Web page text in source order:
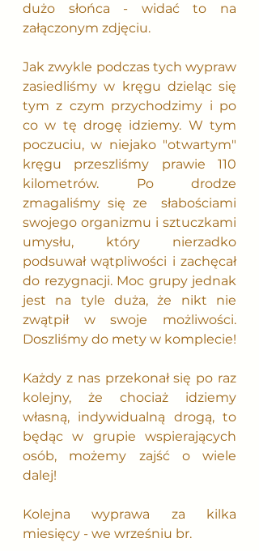
dużo słońca - widać to na
załączonym zdjęciu.
Jak zwykle podczas tych wypraw
zasiedliśmy w kręgu dzieląc się
tym z czym przychodzimy i po
co w tę drogę idziemy. W tym
poczuciu, w niejako "otwartym"
kręgu przeszliśmy prawie 110
kilometrów. Po drodze
zmagaliśmy się ze  słabościami
swojego organizmu i sztuczkami
umysłu, który nierzadko
podsuwał wątpliwości i zachęcał
do rezygnacji. Moc grupy jednak
jest na tyle duża, że nikt nie
zwątpił w swoje możliwości.
Doszliśmy do mety w komplecie!
Każdy z nas przekonał się po raz
kolejny, że chociaż idziemy
własną, indywidualną drogą, to
będąc w grupie wspierających
osób, możemy zajść o wiele
dalej!
Kolejna wyprawa za kilka
miesięcy - we wrześniu br.